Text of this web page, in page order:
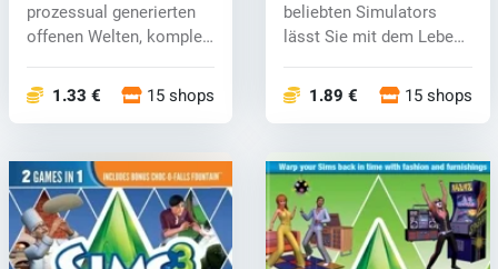
prozessual generierten
offenen Welten, komplett
1.33 € 15 shops
beliebten Simulators
lässt Sie mit dem Leben
1.89 € 15 shops